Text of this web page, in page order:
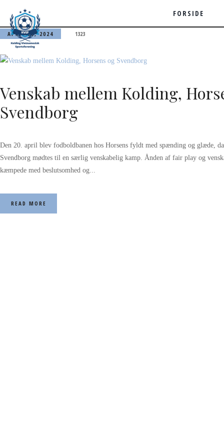
FORSIDE
APRIL 20, 2024 1323
Venskab mellem Kolding,
Svendborg
Den 20. april blev fodboldbanen hos Horsens fyldt med spænding og glæde,
Svendborg mødtes til en særlig venskabelig kamp. Ånden af fair play og
kæmpede med beslutsomhed og...
READ MORE